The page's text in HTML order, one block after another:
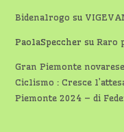
Bidenalrogo su
PaolaSpeccher suRaro
Gran Piemonte
Ciclismo : Cresce
Piemonte 2024 – di